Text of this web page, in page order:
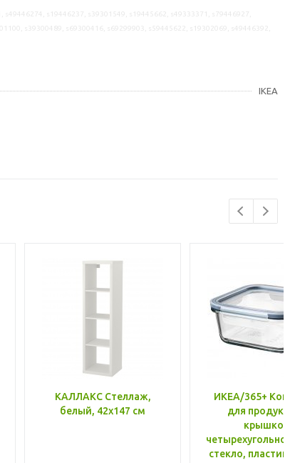
IKEA
КАЛЛАКС Стеллаж,
белый, 42x147 см
ИКЕА/365+
для
крышкой,
стекло, пластик